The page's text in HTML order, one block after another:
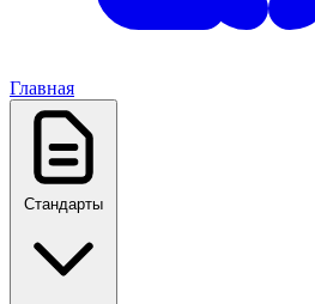
Главная
Стандарты